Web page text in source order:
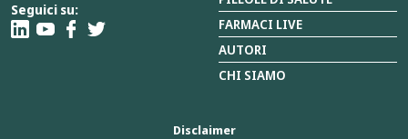
Seguici su:
Disclaimer
FARMACI LIVE
AUTORI
CHI SIAMO